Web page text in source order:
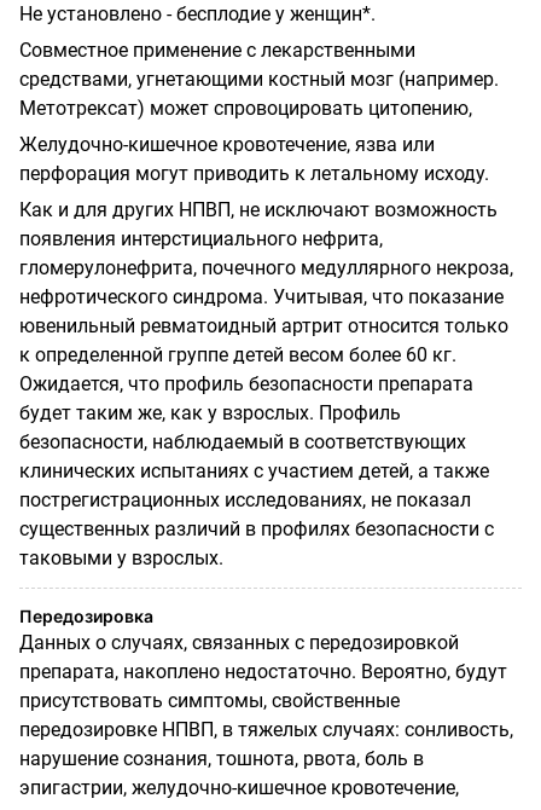
Не установлено - бесплодие у женщин*.
Совместное применение с лекарственными
средствами, угнетающими костный мозг (например.
Метотрексат) может спровоцировать цитопению,
Желудочно-кишечное кровотечение, язва или
перфорация могут приводить к летальному исходу.
Как и для других НПВП, не исключают возможность
появления интерстициального нефрита,
гломерулонефрита, почечного медуллярного некроза,
нефротического синдрома. Учитывая, что показание
ювенильный ревматоидный артрит относится только
к определенной группе детей весом более 60 кг.
Ожидается, что профиль безопасности препарата
будет таким же, как у взрослых. Профиль
безопасности, наблюдаемый в соответствующих
клинических испытаниях с участием детей, а также
пострегистрационных исследованиях, не показал
существенных различий в профилях безопасности с
таковыми у взрослых.
Передозировка
Данных о случаях, связанных с передозировкой
препарата, накоплено недостаточно. Вероятно, будут
присутствовать симптомы, свойственные
передозировке НПВП, в тяжелых случаях: сонливость,
нарушение сознания, тошнота, рвота, боль в
эпигастрии, желудочно-кишечное кровотечение,